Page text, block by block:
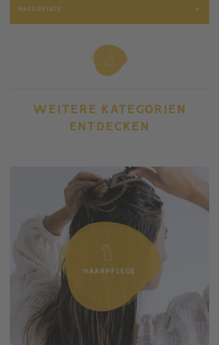
NAGELPFLEGE
WEITERE KATEGORIEN
ENTDECKEN
HAARPFLEGE